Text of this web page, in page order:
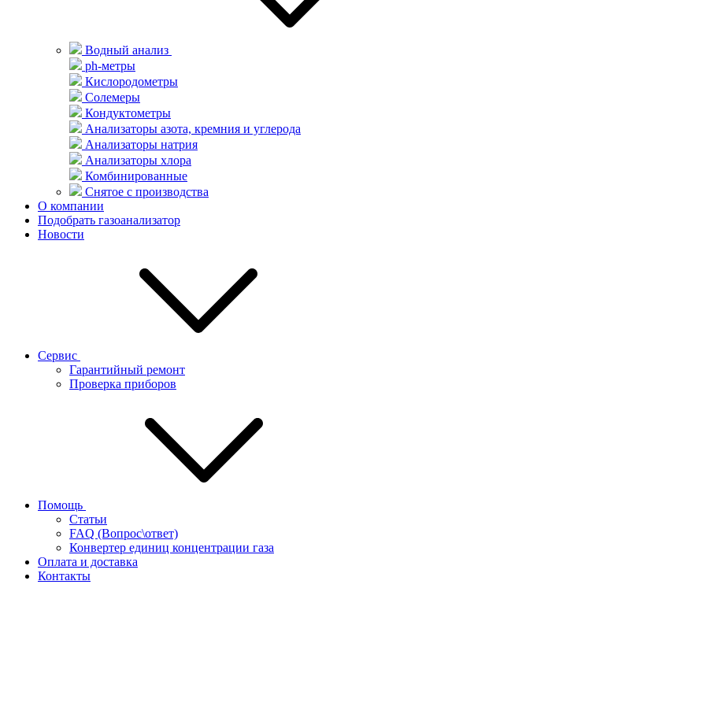
Водный анализ
ph-метры
Кислородометры
Солемеры
Кондуктометры
Анализаторы азота, кремния и углерода
Анализаторы натрия
Анализаторы хлора
Комбинированные
Снятое с производства
О компании
Подобрать газоанализатор
Новости
Сервис
Гарантийный ремонт
Проверка приборов
Помощь
Статьи
FAQ (Вопрос\ответ)
Конвертер единиц концентрации газа
Оплата и доставка
Контакты